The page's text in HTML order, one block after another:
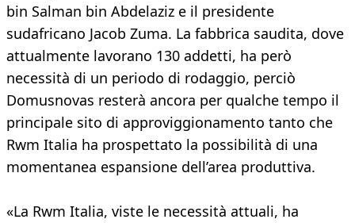
bin Salman bin Abdelaziz e il presidente
sudafricano Jacob Zuma. La fabbrica saudita, dove
attualmente lavorano 130 addetti, ha però
necessità di un periodo di rodaggio, perciò
Domusnovas resterà ancora per qualche tempo il
principale sito di approviggionamento tanto che
Rwm Italia ha prospettato la possibilità di una
momentanea espansione dell’area produttiva.
«La Rwm Italia, viste le necessità attuali, ha